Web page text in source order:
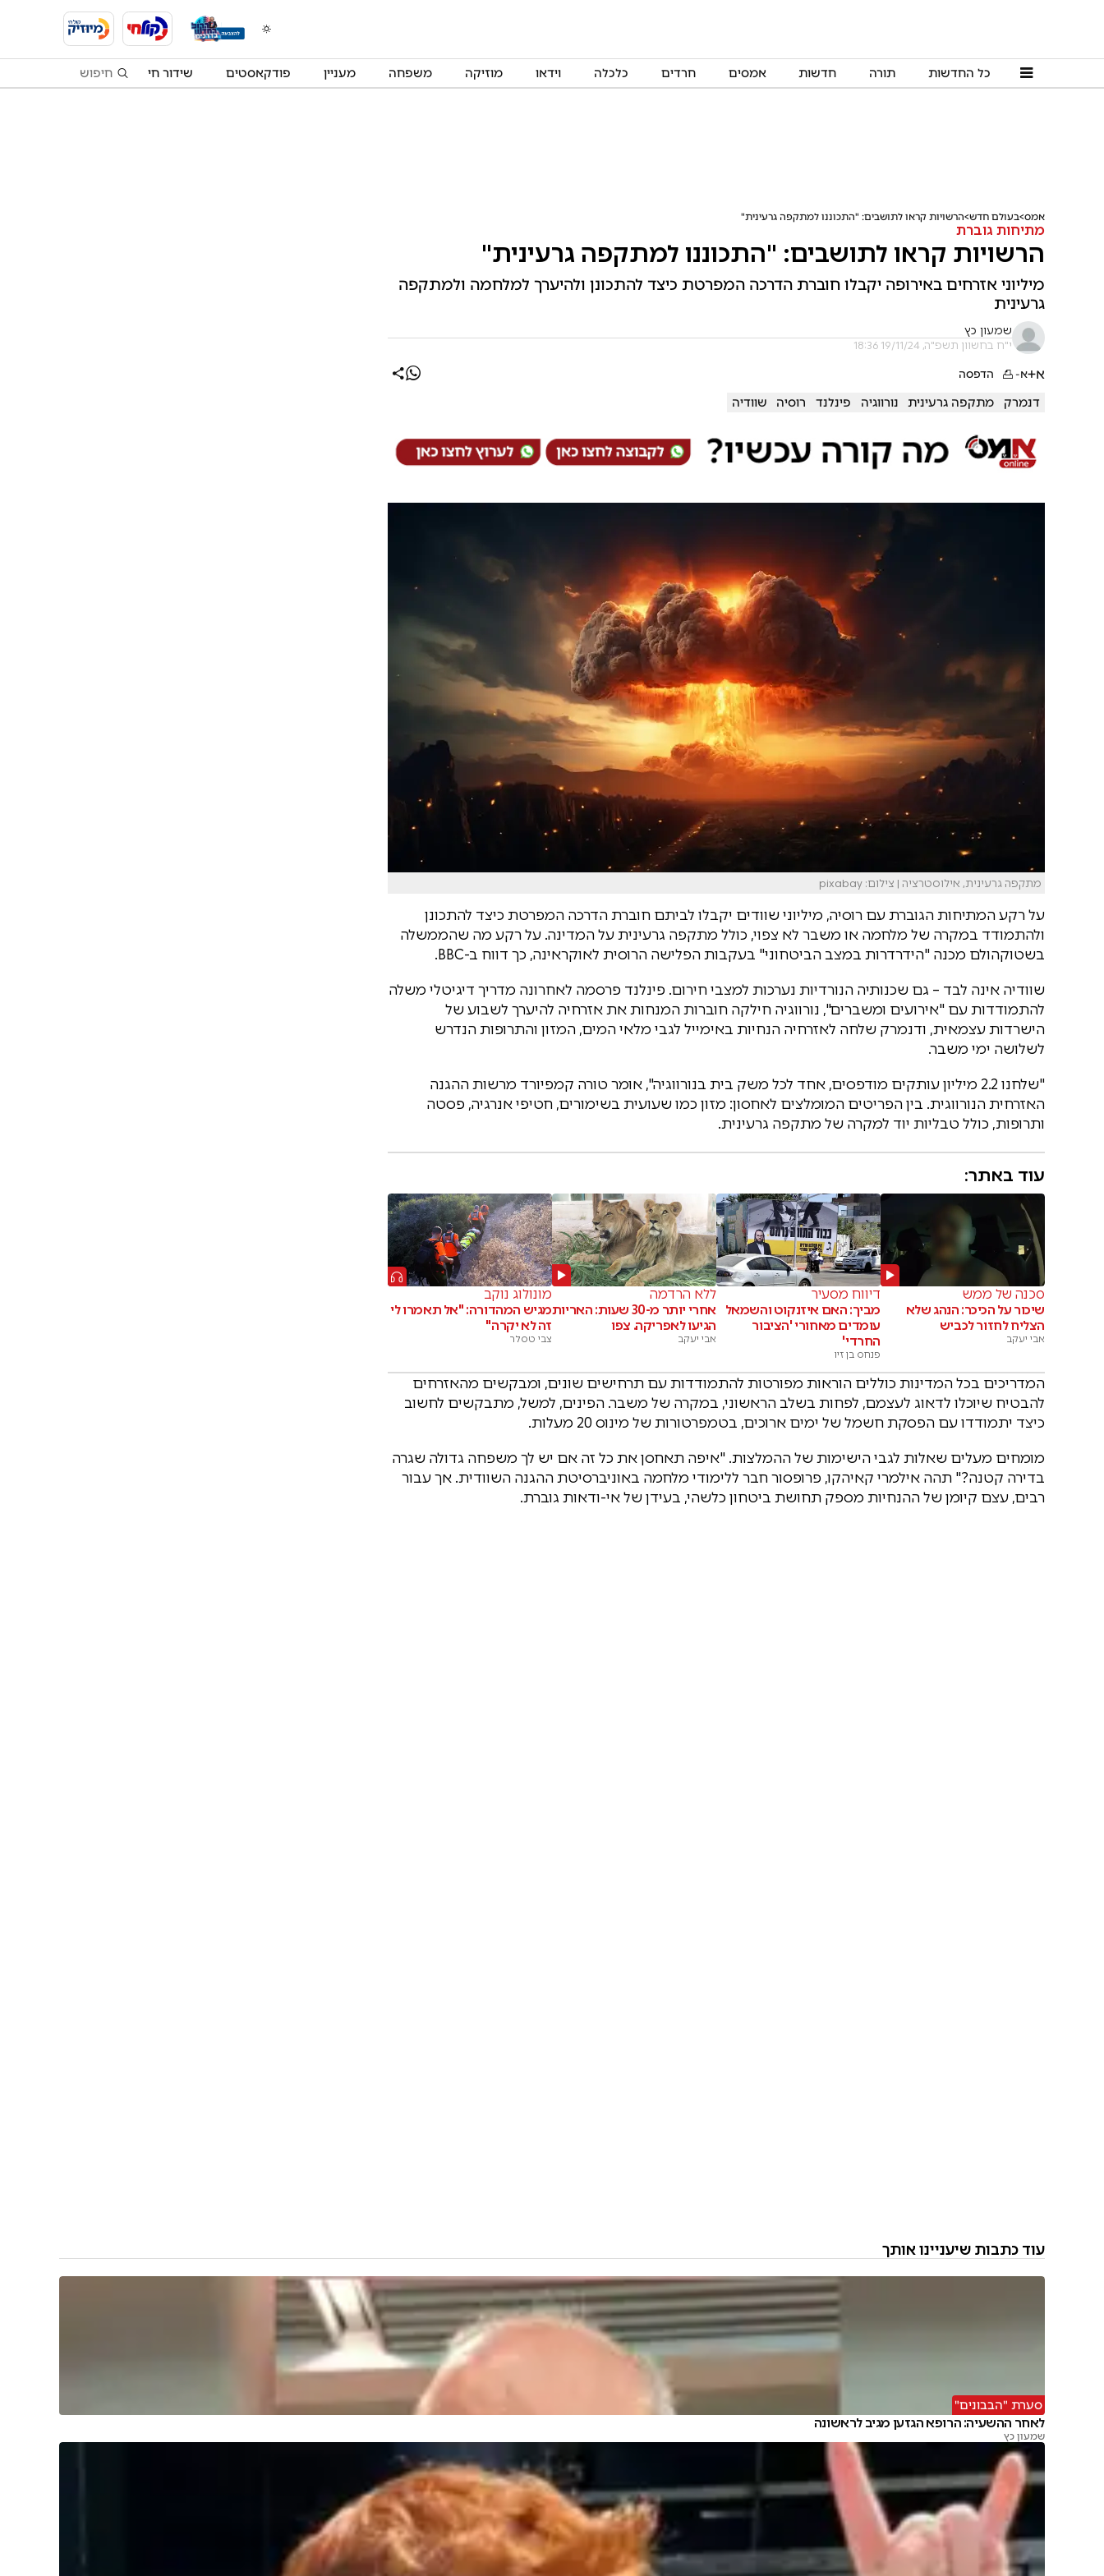
כל החדשות תורה חדשות אמסים חרדים כלכלה וידאו מוזיקה משפחה מעניין פודקאסטים שידור חי
אמס בעולם חדש הרשויות קראו לתושבים: "התכוננו למתקפה גרעינית"
מתיחות גוברת
הרשויות קראו לתושבים: "התכוננו למתקפה גרעינית"
מיליוני אזרחים באירופה יקבלו חוברת הדרכה המפרטת כיצד להתכונן ולהיערך למלחמה ולמתקפה
גרעינית
שמעון כץ
י"ח בחשוון תשפ"ה, 19/11/24 18:36
א+א- הדפסה
דנמרק מתקפה גרעינית נורווגיה פינלנד רוסיה שוודיה
מתקפה גרעינית, אילוסטרציה | צילום: pixabay
על רקע המתיחות הגוברת עם רוסיה, מיליוני שוודים יקבלו לביתם חוברת הדרכה המפרטת כיצד להתכונן
ולהתמודד במקרה של מלחמה או משבר לא צפוי, כולל מתקפה גרעינית על המדינה. על רקע מה שהממשלה
בשטוקהולם מכנה "הידרדרות במצב הביטחוני" בעקבות הפלישה הרוסית לאוקראינה, כך דווח ב-BBC.
שוודיה אינה לבד – גם שכנותיה הנורדיות נערכות למצבי חירום. פינלנד פרסמה לאחרונה מדריך דיגיטלי משלה
להתמודדות עם "אירועים ומשברים", נורווגיה חילקה חוברות המנחות את אזרחיה להיערך לשבוע של
הישרדות עצמאית, ודנמרק שלחה לאזרחיה הנחיות באימייל לגבי מלאי המים, המזון והתרופות הנדרש
לשלושה ימי משבר.
"שלחנו 2.2 מיליון עותקים מודפסים, אחד לכל משק בית בנורווגיה", אומר טורה קמפיורד מרשות ההגנה
האזרחית הנורווגית. בין הפריטים המומלצים לאחסון: מזון כמו שעועית בשימורים, חטיפי אנרגיה, פסטה
ותרופות, כולל טבליות יוד למקרה של מתקפה גרעינית.
עוד באתר:
סכנה של ממש
שיכור על הכיכר: הנהג שלא
הצליח לחזור לכביש
אבי יעקב
דיווח מסעיר
מביך: האם איזנקוט והשמאל
עומדים מאחורי 'הציבור
החרדי'
פנחס בן זיו
ללא הרדמה
אחרי יותר מ-30 שעות: האריות
הגיעו לאפריקה. צפו
אבי יעקב
מונולוג נוקב
מגיש המהדורה: "אל תאמרו לי
זה לא יקרה"
צבי טסלר
המדריכים בכל המדינות כוללים הוראות מפורטות להתמודדות עם תרחישים שונים, ומבקשים מהאזרחים
להבטיח שיוכלו לדאוג לעצמם, לפחות בשלב הראשוני, במקרה של משבר. הפינים, למשל, מתבקשים לחשוב
כיצד יתמודדו עם הפסקת חשמל של ימים ארוכים, בטמפרטורות של מינוס 20 מעלות.
מומחים מעלים שאלות לגבי הישימות של ההמלצות. "איפה תאחסן את כל זה אם יש לך משפחה גדולה שגרה
בדירה קטנה?" תהה אילמרי קאיהקו, פרופסור חבר ללימודי מלחמה באוניברסיטת ההגנה השוודית. אך עבור
רבים, עצם קיומן של ההנחיות מספק תחושת ביטחון כלשהי, בעידן של אי-ודאות גוברת.
עוד כתבות שיעניינו אותך
סערת "הבבונים"
לאחר ההשעיה: הרופא הגזען מגיב לראשונה
שמעון כץ